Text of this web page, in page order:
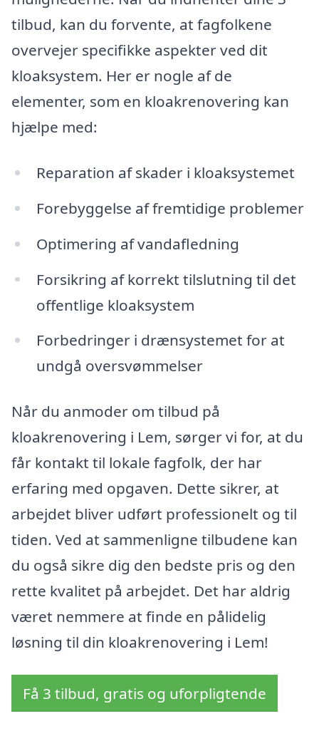
tilbud, kan du forvente, at fagfolkene
overvejer specifikke aspekter ved dit
kloaksystem. Her er nogle af de
elementer, som en kloakrenovering kan
hjælpe med:
Reparation af skader i kloaksystemet
Forebyggelse af fremtidige problemer
Optimering af vandafledning
Forsikring af korrekt tilslutning til det
offentlige kloaksystem
Forbedringer i drænsystemet for at
undgå oversvømmelser
Når du anmoder om tilbud på
kloakrenovering i Lem, sørger vi for, at du
får kontakt til lokale fagfolk, der har
erfaring med opgaven. Dette sikrer, at
arbejdet bliver udført professionelt og til
tiden. Ved at sammenligne tilbudene kan
du også sikre dig den bedste pris og den
rette kvalitet på arbejdet. Det har aldrig
været nemmere at finde en pålidelig
løsning til din kloakrenovering i Lem!
Få 3 tilbud, gratis og uforpligtende